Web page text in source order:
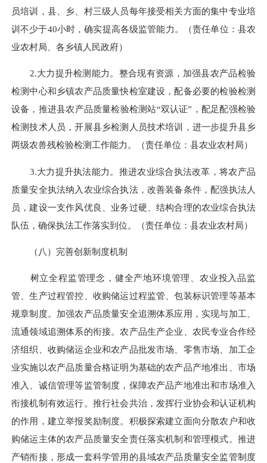
员培训，县、乡、村三级人员每年接受相关方面的集中专业培
训不少于40小时，确实提高各级监管能力。
（责任单位：县农
业农村局、 各乡镇人民政府）
2.大力提升检测能力。 整合现有资源， 加强县农产品检验
检测中心和乡镇农产品质量快检室建设 ，配备必要的检验检测
设备，推进县农产品质量检验检测站“双认证”，配足配强检验
检测技术人员，开展县乡检测人员技术培训，进一步提升县乡
两级农兽残检验检测工作能力。
（责任单位：县农业农村局）
3.大力提升执法能力。 推进农业综合执法改革，将农产品
质量安全执法纳入农业综合执法，改善装备条件，配强执法人
员，建设一支作风优良、业务过硬、结构合理的农业综合执法
队伍，确保执法工作落实到位。
（责任单位：县农业农村局）
（八）完善创新制度机制
树立全程监管理念，健全产地环境管理、农业投入品监
管、生产过程管控、收购储运过程监管、包装标识管理等基本
规章制度。加强农产品质量安全追溯体系应用，实现与加工、
流通领域追溯体系的衔接。农产品生产企业、农民专业合作经
济组织、收购储运企业和农产品批发市场、零售市场、加工企
业实施以农产品质量合格证明为基础的农产品产地准出、市场
准入、诚信管理等监管制度，保障农产品产地准出和市场准入
衔接机制有效运行。推行社会共治，发挥行业协会和认证机构
的作用，建立举报奖励制度。积极探索建立面向分散农户和收
购储运主体的农产品质量安全责任落实机制和管理模式。推进
产销衔接，形成一套科学管用的县域农产品质量安全监管制度